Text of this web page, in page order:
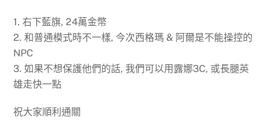
1. 右下藍旗, 24萬金幣
2. 和普通模式時不一樣, 今次西格瑪 & 阿爾是不能操控的
NPC
3. 如果不想保護他們的話, 我們可以用露娜3C, 或長腿英
雄走快一點
祝大家順利通關